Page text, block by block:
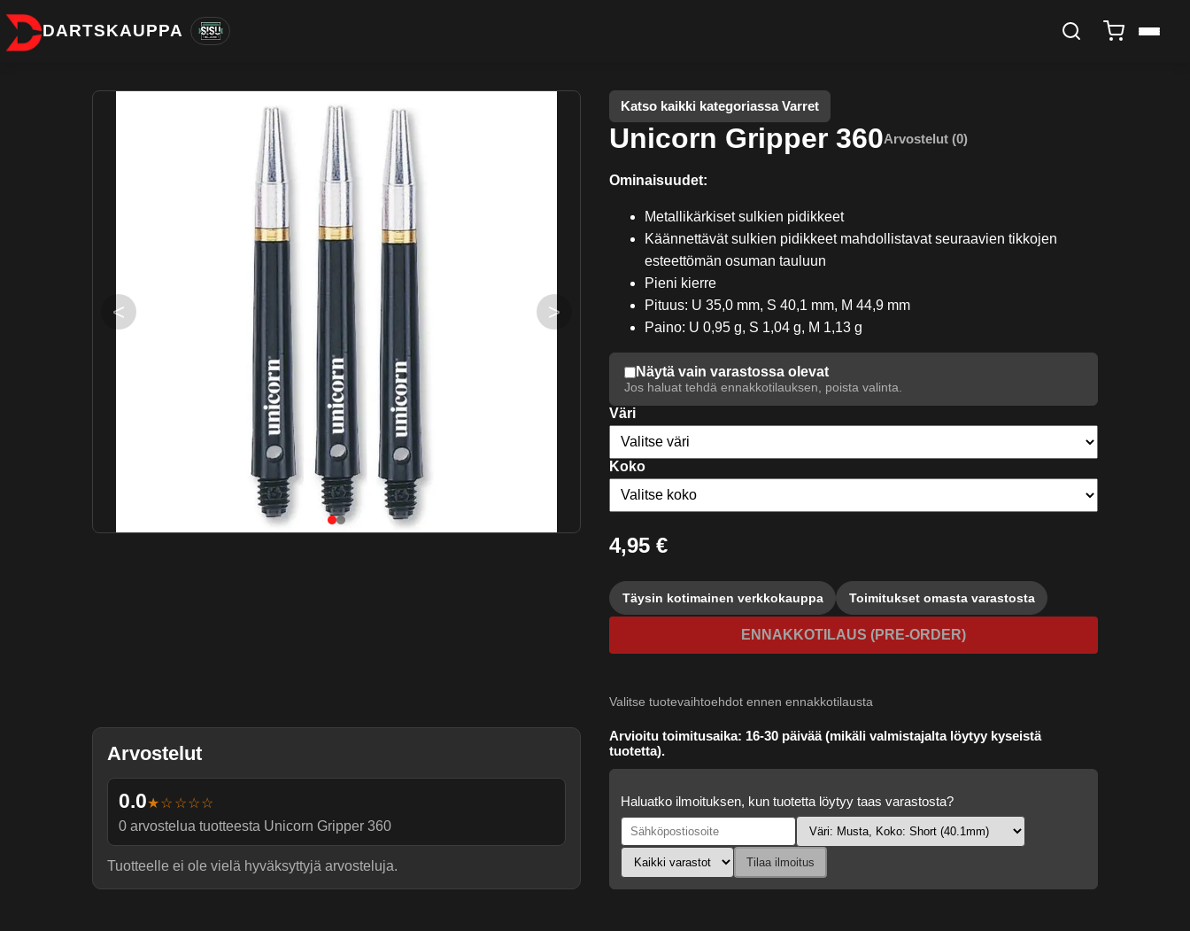
DARTSKAUPPA
< >
Arvostelut
0.0★☆☆☆☆
0 arvostelua tuotteesta Unicorn Gripper 360
Tuotteelle ei ole vielä hyväksyttyjä arvosteluja.
Katso kaikki kategoriassa Varret
Unicorn Gripper 360Arvostelut (0)
Ominaisuudet:
Metallikärkiset sulkien pidikkeet
Käännettävät sulkien pidikkeet mahdollistavat seuraavien tikkojen
esteettömän osuman tauluun
Pieni kierre
Pituus: U 35,0 mm, S 40,1 mm, M 44,9 mm
Paino: U 0,95 g, S 1,04 g, M 1,13 g
Näytä vain varastossa olevat
Jos haluat tehdä ennakkotilauksen, poista valinta.
Väri
Koko
4,95 €
Täysin kotimainen verkkokauppa Toimitukset omasta varastosta
ENNAKKOTILAUS (PRE-ORDER)
Valitse tuotevaihtoehdot ennen ennakkotilausta
Arvioitu toimitusaika: 16-30 päivää (mikäli valmistajalta löytyy kyseistä
tuotetta).
Haluatko ilmoituksen, kun tuotetta löytyy taas varastosta?
Tilaa ilmoitus